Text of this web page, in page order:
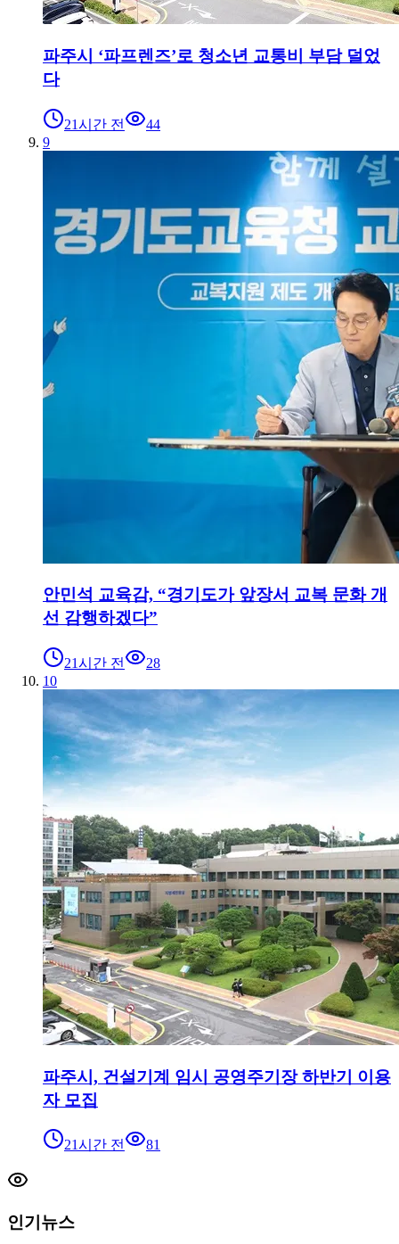
파주시 ‘파프렌즈’로 청소년 교통비 부담 덜었
다
21시간 전
44
9
안민석 교육감, “경기도가 앞장서 교복 문화 개
선 감행하겠다”
21시간 전
28
10
파주시, 건설기계 임시 공영주기장 하반기 이용
자 모집
21시간 전 81
인기뉴스